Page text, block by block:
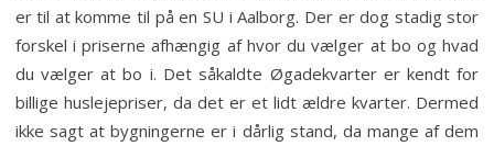
er til at komme til på en SU i Aalborg. Der er dog stadig stor
forskel i priserne afhængig af hvor du vælger at bo og hvad
du vælger at bo i. Det såkaldte Øgadekvarter er kendt for
billige huslejepriser, da det er et lidt ældre kvarter. Dermed
ikke sagt at bygningerne er i dårlig stand, da mange af dem